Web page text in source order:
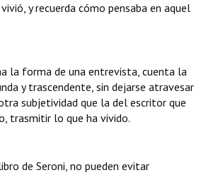
ORGÁNICA
y recuerda cómo pensaba en aquel
la forma de una entrevista, cuenta la
y trascendente, sin dejarse atravesar
subjetividad que la del escritor que
trasmitir lo que ha vivido.
de Seroni, no pueden evitar